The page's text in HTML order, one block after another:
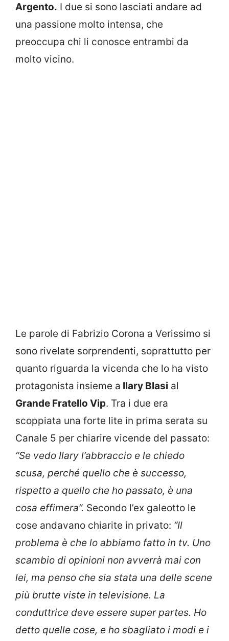
Argento. I due si sono lasciati andare ad
una passione molto intensa, che
preoccupa chi li conosce entrambi da
molto vicino.
Le parole di Fabrizio Corona a Verissimo si
sono rivelate sorprendenti, soprattutto per
quanto riguarda la vicenda che lo ha visto
protagonista insieme a Ilary Blasi al
Grande Fratello Vip. Tra i due era
scoppiata una forte lite in prima serata su
Canale 5 per chiarire vicende del passato:
“Se vedo Ilary l’abbraccio e le chiedo
scusa, perché quello che è successo,
rispetto a quello che ho passato, è una
cosa effimera”. Secondo l’ex galeotto le
cose andavano chiarite in privato: “Il
problema è che lo abbiamo fatto in tv. Uno
scambio di opinioni non avverrà mai con
lei, ma penso che sia stata una delle scene
più brutte viste in televisione. La
conduttrice deve essere super partes. Ho
detto quelle cose, e ho sbagliato i modi e i